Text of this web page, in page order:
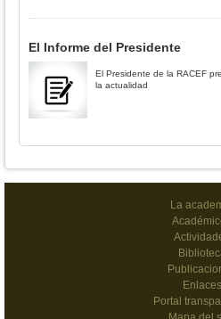
El Informe del Presidente
El Presidente de la RACEF
la actualidad
La
Enlaces
Portal